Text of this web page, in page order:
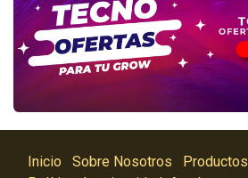
Inicio Sobre Nosotros Productos